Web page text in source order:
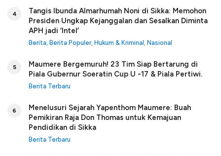
4
Tangis Ibunda Almarhumah Noni di Sikka: Memohon
Presiden Ungkap Kejanggalan dan Sesalkan Diminta
APH jadi ‘Intel’
Berita, Berita Populer, Hukum & Kriminal , Nasional
5
Maumere Bergemuruh! 23 Tim Siap Bertarung di
Piala Gubernur Soeratin Cup U -17 & Piala Pertiwi.
Berita Terbaru
6
Menelusuri Sejarah Yapenthom Maumere: Buah
Pemikiran Raja Don Thomas untuk Kemajuan
Pendidikan di Sikka
Berita Terbaru